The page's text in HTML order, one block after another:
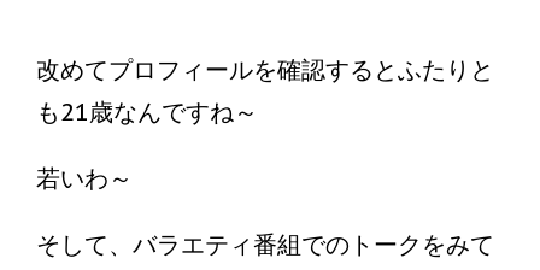
改めてプロフィールを確認するとふたりと
も21歳なんですね～
若いわ～
そして、バラエティ番組でのトークをみて